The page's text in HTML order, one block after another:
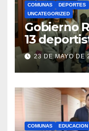
COMUNAS DEPORTES
UNCATEGORIZED
Gobierno
13
bandera
23 DE MAYO DE
COMUNAS EDUCACION